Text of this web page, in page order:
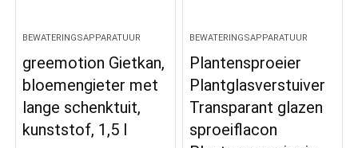
BEWATERINGSAPPARATUUR
greemotion Gietkan,
bloemengieter met
lange schenktuit,
kunststof, 1,5 l
BEWATERINGSAPPARATUUR
Plantensproeier
Plantglasverstuiver
Transparant glazen
sproeiflacon